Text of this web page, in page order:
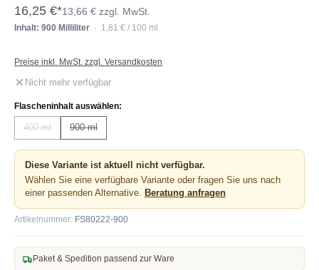
16,25 €*13,66 € zzgl. MwSt.
Inhalt: 900 Milliliter · 1,81 € / 100 ml
Preise inkl. MwSt. zzgl. Versandkosten
Nicht mehr verfügbar
Flascheninhalt auswählen:
400 ml(Diese Option ist zurzeit nicht verfügbar.)
900 ml(Diese Option ist zurzeit nicht verfügbar.)
Diese Variante ist aktuell nicht verfügbar.
Wählen Sie eine verfügbare Variante oder fragen Sie uns nach
einer passenden Alternative.
Beratung anfragen
Artikelnummer: FS80222-900
Paket & Spedition passend zur Ware